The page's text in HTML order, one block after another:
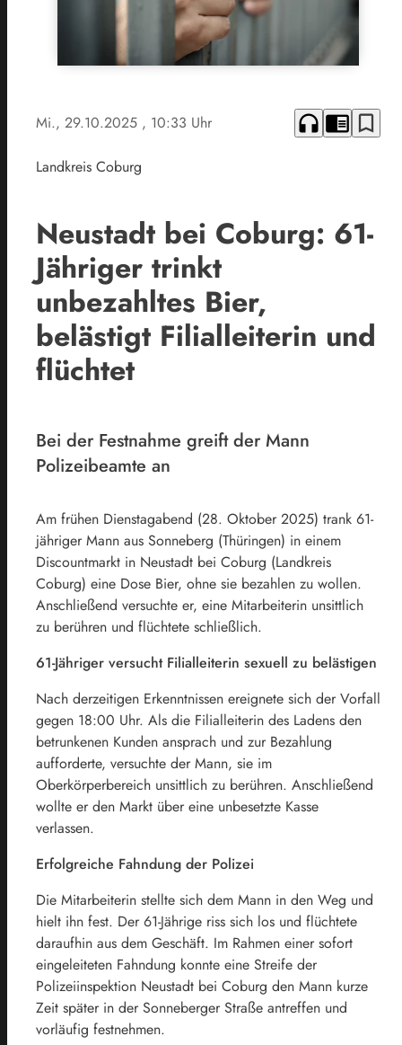
Mi., 29.10.2025 , 10:33 Uhr headphones chrome_reader_mode bookmark_border
Landkreis Coburg
Neustadt bei Coburg: 61-
Jähriger trinkt
unbezahltes Bier,
belästigt Filialleiterin und
flüchtet
Bei der Festnahme greift der Mann
Polizeibeamte an
Am frühen Dienstagabend (28. Oktober 2025) trank 61-
jähriger Mann aus Sonneberg (Thüringen) in einem
Discountmarkt in Neustadt bei Coburg (Landkreis
Coburg) eine Dose Bier, ohne sie bezahlen zu wollen.
Anschließend versuchte er, eine Mitarbeiterin unsittlich
zu berühren und flüchtete schließlich.
61-Jähriger versucht Filialleiterin sexuell zu belästigen
Nach derzeitigen Erkenntnissen ereignete sich der Vorfall
gegen 18:00 Uhr. Als die Filialleiterin des Ladens den
betrunkenen Kunden ansprach und zur Bezahlung
aufforderte, versuchte der Mann, sie im
Oberkörperbereich unsittlich zu berühren. Anschließend
wollte er den Markt über eine unbesetzte Kasse
verlassen.
Erfolgreiche Fahndung der Polizei
Die Mitarbeiterin stellte sich dem Mann in den Weg und
hielt ihn fest. Der 61-Jährige riss sich los und flüchtete
daraufhin aus dem Geschäft. Im Rahmen einer sofort
eingeleiteten Fahndung konnte eine Streife der
Polizeiinspektion Neustadt bei Coburg den Mann kurze
Zeit später in der Sonneberger Straße antreffen und
vorläufig festnehmen.